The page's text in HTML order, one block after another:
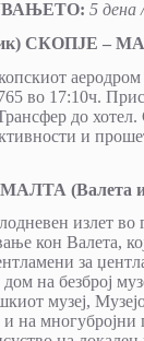
5 дена
СКОПЈЕ –
во 17:10ч.
до
и
МАЛТА (Валета
излет во
кон Валета,
за
на безброј
музеј,
и на